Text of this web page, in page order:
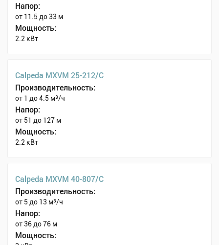
Напор:
от 11.5 до 33 м
Мощность:
2.2 кВт
Calpeda MXVM 25-212/C
Производительность:
от 1 до 4.5 м³/ч
Напор:
от 51 до 127 м
Мощность:
2.2 кВт
Calpeda MXVM 40-807/C
Производительность:
от 5 до 13 м³/ч
Напор:
от 36 до 76 м
Мощность: